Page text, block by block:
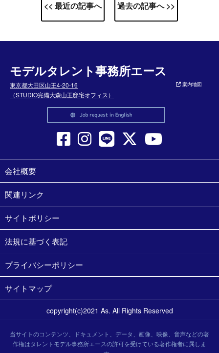
<< 最近の記事へ 過去の記事へ >>
モデルタレント事務所エース
東京都大田区山王4-20-16
（STUDIO完備大森山王邸宅オフィス）
案内地図
会社概要
関連リンク
サイトポリシー
法規に基づく表記
プライバシーポリシー
サイトマップ
copyright(c)2021 As. All Rights Reserved
当サイトのコンテンツ、ドキュメント、データ、画像、映像、音声などの著
作権はタレントモデル事務所エースの許可を受けている著作権者に属しま